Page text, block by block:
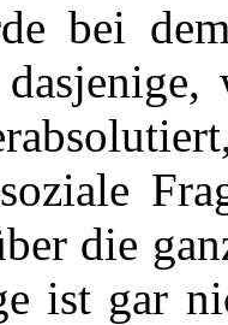
bei
die
ist gar